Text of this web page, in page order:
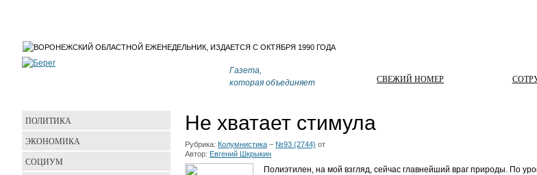
Газета,
которая объединяет
СВЕЖИЙ НОМЕР
Не хватает стимула
Рубрика: Колумнистика – №93 (2744) от
Автор: Евгений Шкрыкин
Полиэтилен, на мой взгляд, сейчас главнейший враг природы. По
ПОЛИТИКА
ЭКОНОМИКА
СОЦИУМ